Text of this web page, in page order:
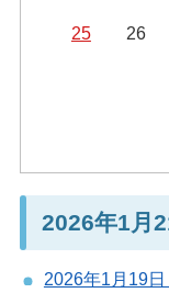
25 26
2026年1月
2026年1月19